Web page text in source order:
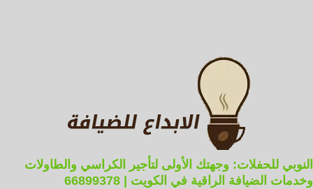
النوبي للحفلات: وجهتك الأولى لتأجير الكراسي والطاولات
وخدمات الضيافة الراقية في الكويت | 66899378